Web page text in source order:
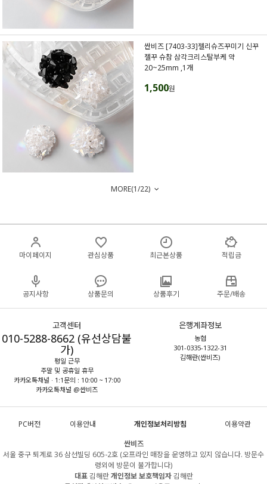
싼비즈 [7403-33]젤리슈즈꾸미기 신꾸
젤꾸 슈참 삼각크리스탈부케 약
20~25mm ,1개
1,500원
MORE(1/22)
마이페이지 관심상품 최근본상품 적립금
공지사항 상품문의 상품후기 주문/배송
고객센터
010-5288-8662 (유선상담불
가)
평일 근무
주말 및 공휴일 휴무
카카오톡채널 · 1:1문의 : 10:00 ~ 17:00
카카오톡채널 @싼비즈
은행계좌정보
농협
301-0335-1322-31
김해란(싼비즈)
PC버전 이용안내 개인정보처리방침
이용약관
싼비즈
서울 중구 퇴계로 36 삼선빌딩 605-2호 (오프라인 매장을 운영하고 있지 않습니다. 방문수
령외에 방문이 불가합니다)
대표김해란개인정보 보호책임자김해란